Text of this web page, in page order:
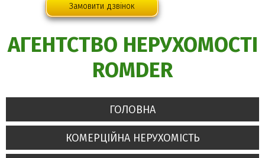
Замовити дзвінок
АГЕНТСТВО НЕРУХОМОСТІ
ROMDER
ГОЛОВНА
КОМЕРЦІЙНА НЕРУХОМІСТЬ